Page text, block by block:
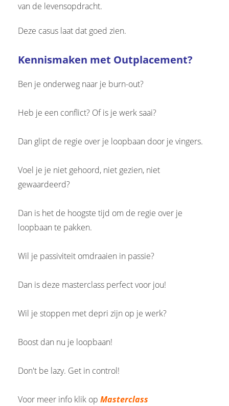
van de levensopdracht.
Deze casus laat dat goed zien.
Kennismaken met Outplacement?
Ben je onderweg naar je burn-out?
Heb je een conflict? Of is je werk saai?
Dan glipt de regie over je loopbaan door je vingers.
Voel je je niet gehoord, niet gezien, niet
gewaardeerd?
Dan is het de hoogste tijd om de regie over je
loopbaan te pakken.
Wil je passiviteit omdraaien in passie?
Dan is deze masterclass perfect voor jou!
Wil je stoppen met depri zijn op je werk?
Boost dan nu je loopbaan!
Don't be lazy. Get in control!
Voor meer info klik op Masterclass